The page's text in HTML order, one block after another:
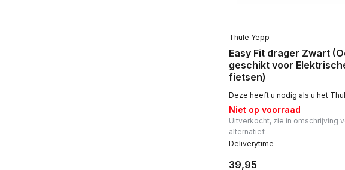
Thule Yepp
Easy Fit drager Zwart
geschikt voor
fietsen)
Deze heeft u nodig als u het
Niet op voorraad
Uitverkocht, zie in omschrijving
alternatief.
Deliverytime
39,95